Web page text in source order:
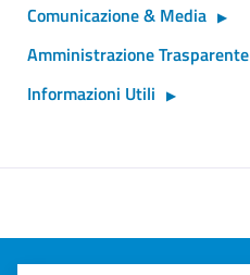
Comunicazione & Media
Amministrazione Trasparente
Informazioni Utili